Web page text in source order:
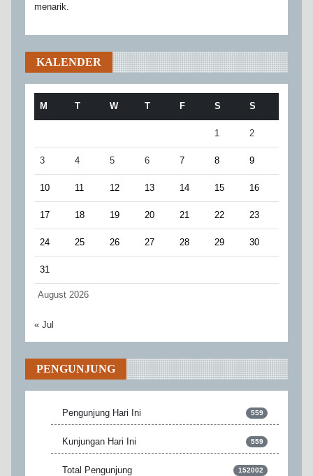
menarik.
KALENDER
August 2026
M T W T F S S
1 2
3 4 5 6 7 8 9
10 11 12 13 14 15 16
17 18 19 20 21 22 23
24 25 26 27 28 29 30
31
« Jul
PENGUNJUNG
Pengunjung Hari Ini 559
Kunjungan Hari Ini 559
Total Pengunjung 152002